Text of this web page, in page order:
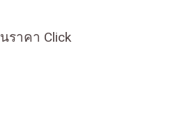
ราคา Click